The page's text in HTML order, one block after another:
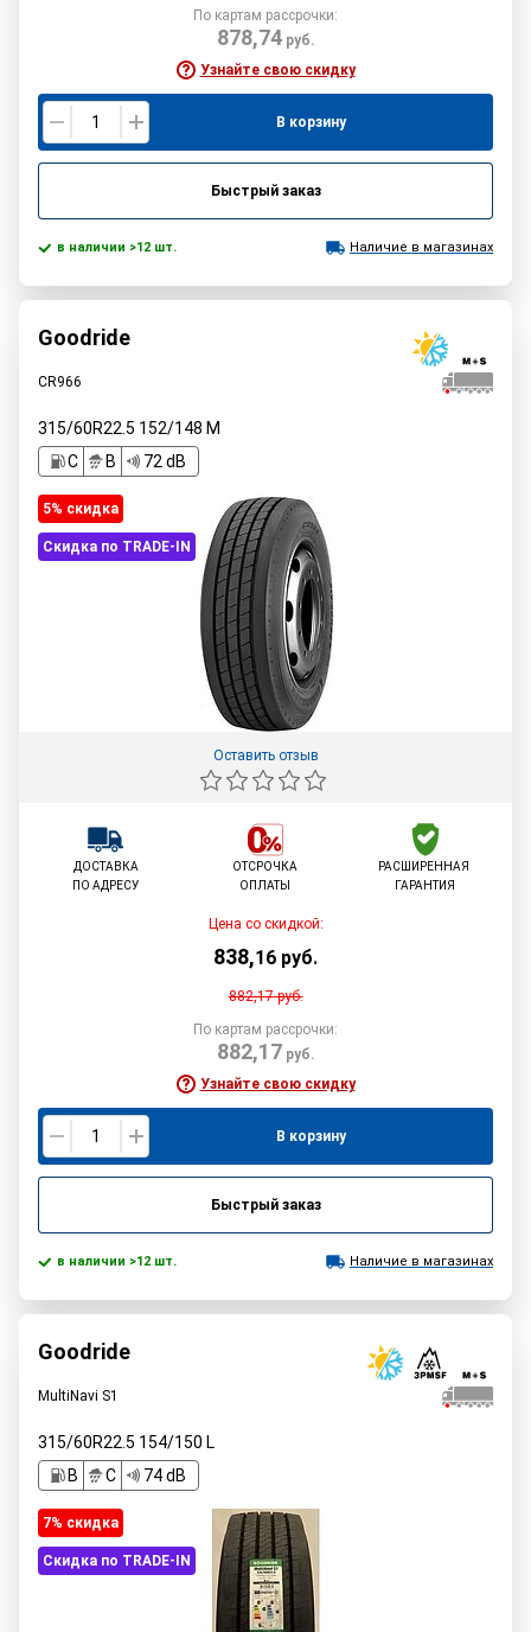
По картам рассрочки:
878,74руб.
Узнайте свою скидку
В корзину
Быстрый заказ
в наличии >12 шт. Наличие в магазинах
Goodride
CR966
315/60R22.5 152/148 M
C
B 72 dB
5% cкидка
Скидка по TRADE-IN
Оставить отзыв
ДОСТАВКА
ПО АДРЕСУ
ОТСРОЧКА
ОПЛАТЫ
РАСШИРЕННАЯ
ГАРАНТИЯ
Цена со скидкой:
838,16 руб.
882,17руб.
По картам рассрочки:
882,17 руб.
Узнайте свою скидку
В корзину
Быстрый заказ
в наличии >12 шт. Наличие в магазинах
Goodride
MultiNavi S1
315/60R22.5 154/150 L
B
C 74 dB
7% cкидка
Скидка по TRADE-IN